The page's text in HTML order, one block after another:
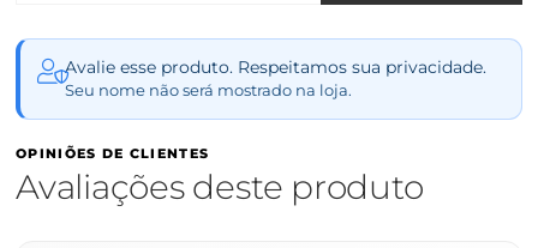
Avalie esse produto. Respeitamos sua privacidade.
Seu nome não será mostrado na loja.
OPINIÕES DE CLIENTES
Avaliações deste produto